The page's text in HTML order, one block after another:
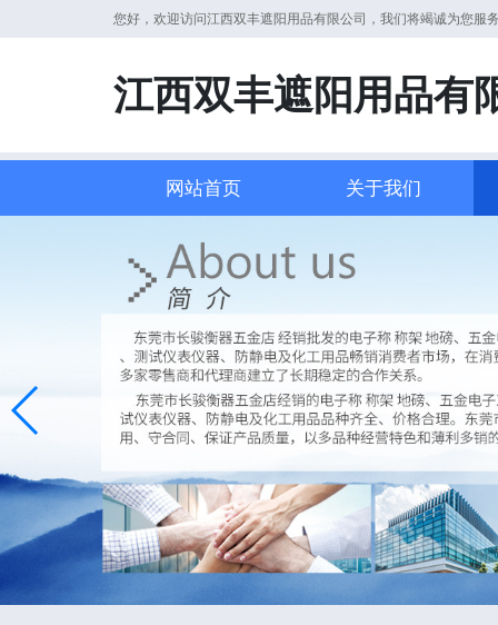
您好，欢迎访问江西双丰遮阳用品有限公司，我们将竭诚为您服
江西双丰遮阳用品有
网站首页 关于我们